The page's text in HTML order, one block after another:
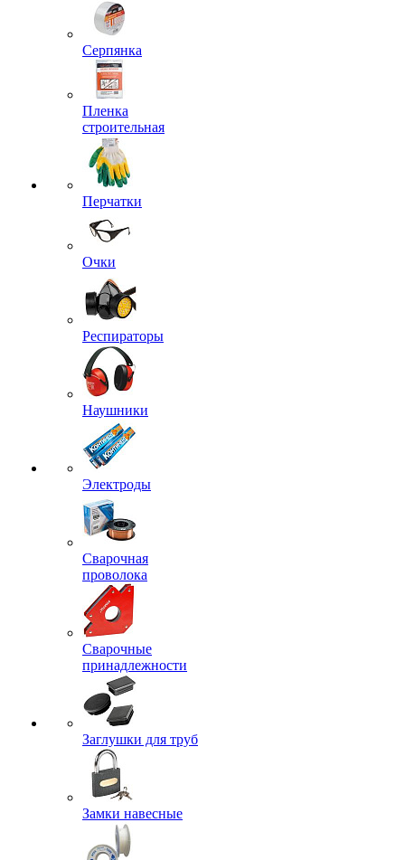
Серпянка
Пленка
строительная
Перчатки
Очки
Респираторы
Наушники
Электроды
Сварочная
проволока
Сварочные
принадлежности
Заглушки для труб
Замки навесные